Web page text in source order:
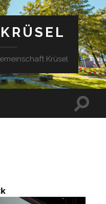
Krüsel